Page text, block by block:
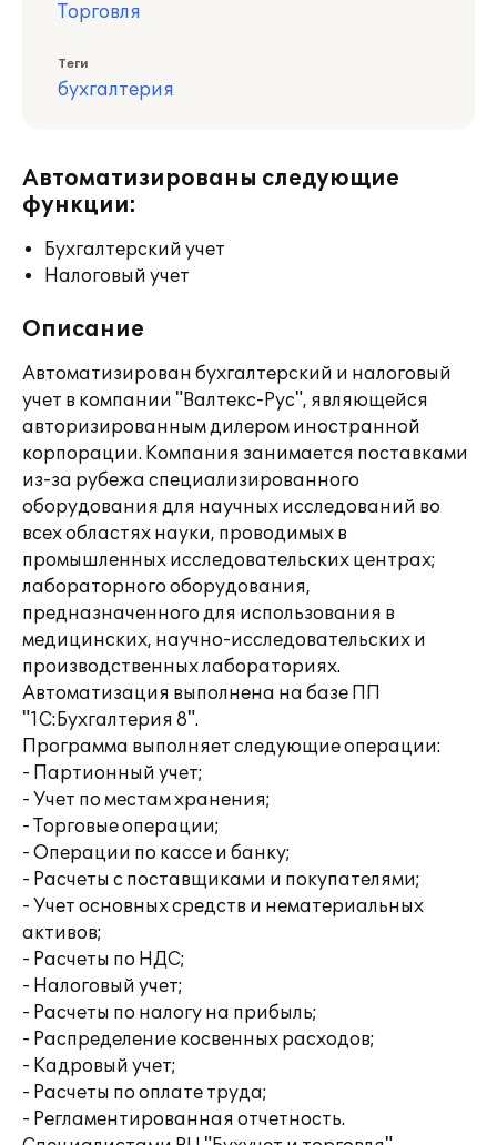
Торговля
Теги
бухгалтерия
Автоматизированы следующие
функции:
Бухгалтерский учет
Налоговый учет
Описание
Автоматизирован бухгалтерский и налоговый
учет в компании "Валтекс-Рус", являющейся
авторизированным дилером иностранной
корпорации. Компания занимается поставками
из-за рубежа специализированного
оборудования для научных исследований во
всех областях науки, проводимых в
промышленных исследовательских центрах;
лабораторного оборудования,
предназначенного для использования в
медицинских, научно-исследовательских и
производственных лабораториях.
Автоматизация выполнена на базе ПП
"1С:Бухгалтерия 8".
Программа выполняет следующие операции:
- Партионный учет;
- Учет по местам хранения;
- Торговые операции;
- Операции по кассе и банку;
- Расчеты с поставщиками и покупателями;
- Учет основных средств и нематериальных
активов;
- Расчеты по НДС;
- Налоговый учет;
- Расчеты по налогу на прибыль;
- Распределение косвенных расходов;
- Кадровый учет;
- Расчеты по оплате труда;
- Регламентированная отчетность.